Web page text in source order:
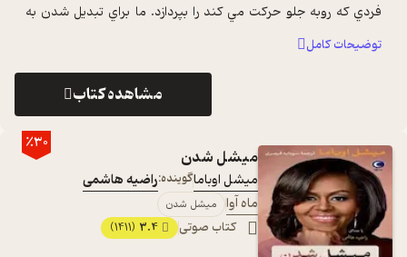
فردي که روبه جلو حرکت مي کند را بپردازد. ما براي تبديل شدن به
آدمي بهتر نياز به عادت ه ...
توضیحات کامل
مشاهده کتاب
٪30
میشل شدن
میشل اوباماگوینده:راضیه هاشمی
ماه آوا
میشل شدن
کتاب صوتی 3.4
(1411)